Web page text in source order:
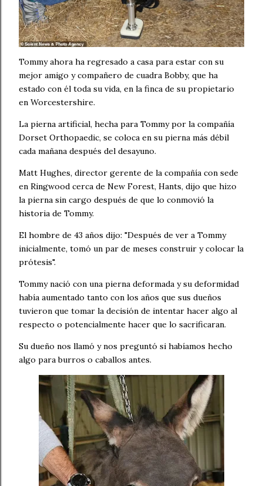
Tommy ahora ha regresado a casa para estar con su
mejor amigo y compañero de cuadra Bobby, que ha
estado con él toda su vida, en la finca de su propietario
en Worcestershire.
La pierna artificial, hecha para Tommy por la compañía
Dorset Orthopaedic, se coloca en su pierna más débil
cada mañana después del desayuno.
Matt Hughes, director gerente de la compañía con sede
en Ringwood cerca de New Forest, Hants, dijo que hizo
la pierna sin cargo después de que lo conmovió la
historia de Tommy.
El hombre de 43 años dijo: "Después de ver a Tommy
inicialmente, tomó un par de meses construir y colocar la
prótesis".
Tommy nació con una pierna deformada y su deformidad
había aumentado tanto con los años que sus dueños
tuvieron que tomar la decisión de intentar hacer algo al
respecto o potencialmente hacer que lo sacrificaran.
Su dueño nos llamó y nos preguntó si habíamos hecho
algo para burros o caballos antes.